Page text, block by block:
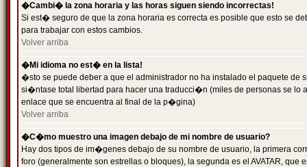
�Cambi� la zona horaria y las horas siguen siendo incorrectas!
Si est� seguro de que la zona horaria es correcta es posible que esto se
para trabajar con estos cambios.
Volver arriba
�Mi idioma no est� en la lista!
�sto se puede deber a que el administrador no ha instalado el paquete
si�ntase total libertad para hacer una traducci�n (miles de personas se
enlace que se encuentra al final de la p�gina)
Volver arriba
�C�mo muestro una imagen debajo de mi nombre de usuario?
Hay dos tipos de im�genes debajo de su nombre de usuario, la primera
foro (generalmente son estrellas o bloques), la segunda es el AVATAR,